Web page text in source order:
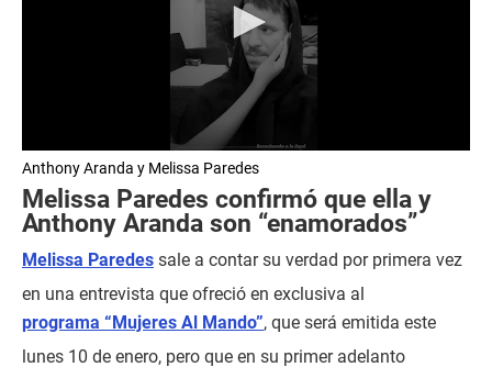
s
e
c
o
d
o
f
1
2
Anthony Aranda y Melissa Paredes
Melissa Paredes confirmó que ella y
Anthony Aranda son “enamorados”
Melissa Paredes sale a contar su verdad por primera vez
en una entrevista que ofreció en exclusiva al
programa “Mujeres Al Mando”, que será emitida este
lunes 10 de enero, pero que en su primer adelanto